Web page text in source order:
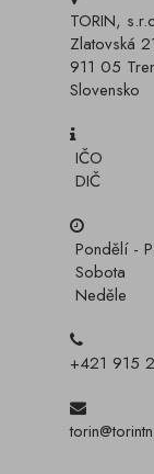
TORIN,
Zlatovská
911 05
Slovensko
IČO
DIČ
Pondělí -
Sobota
Neděle
+421 915